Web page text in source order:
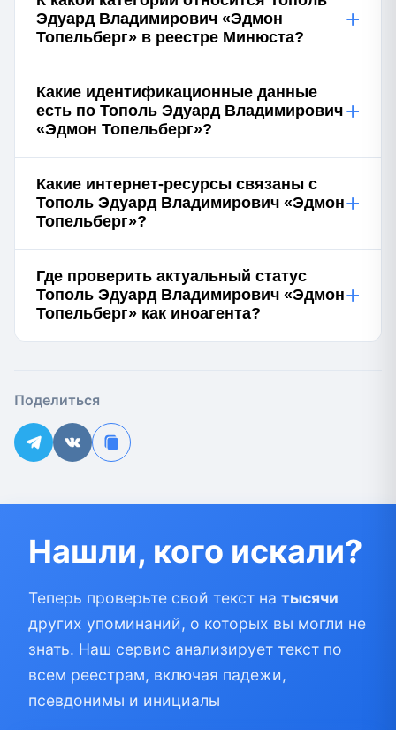
Эдуард Владимирович «Эдмон
Топельберг» в реестре Минюста?
+
Какие идентификационные данные
есть по Тополь Эдуард Владимирович
«Эдмон Топельберг»?
+
Какие интернет-ресурсы связаны с
Тополь Эдуард Владимирович «Эдмон
Топельберг»?
+
Где проверить актуальный статус
Тополь Эдуард Владимирович «Эдмон
Топельберг» как иноагента?
+
Поделиться
Нашли, кого искали?
Теперь проверьте свой текст на тысячи
других упоминаний, о которых вы могли не
знать. Наш сервис анализирует текст по
всем реестрам, включая падежи,
псевдонимы и инициалы